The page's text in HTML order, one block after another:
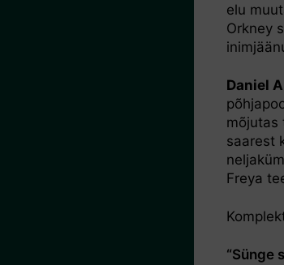
elu
Orkney
Daniel
mõjutas
saarest
Freya
“Sünge